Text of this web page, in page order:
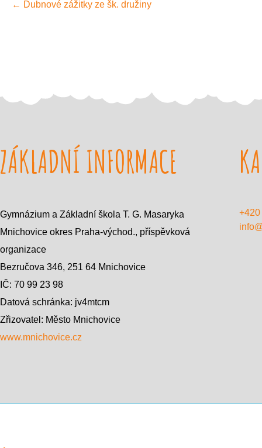
navigation
← Dubnové zážitky ze šk. družiny
ZÁKLADNÍ INFORMACE
Gymnázium a Základní škola T. G. Masaryka
Mnichovice okres Praha-východ., příspěvková
organizace
Bezručova 346, 251 64 Mnichovice
IČ: 70 99 23 98
Datová schránka: jv4mtcm
Zřizovatel: Město Mnichovice
www.mnichovice.cz